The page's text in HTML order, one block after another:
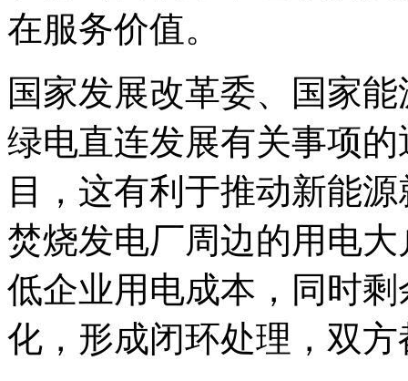
在服务价值。
国家发展改革委、国家
绿电直连发展有关事项
目，这有利于推动新能
焚烧发电厂周边的用电
低企业用电成本，同时
化，形成闭环处理，双